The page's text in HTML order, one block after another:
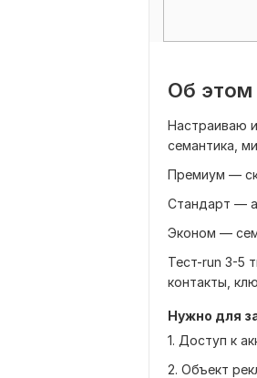
Об этом
Настраиваю
семантика,
Премиум —
Стандарт —
Эконом —
Тест-run 3-5
контакты,
Нужно для
1. Доступ к
2. Объект